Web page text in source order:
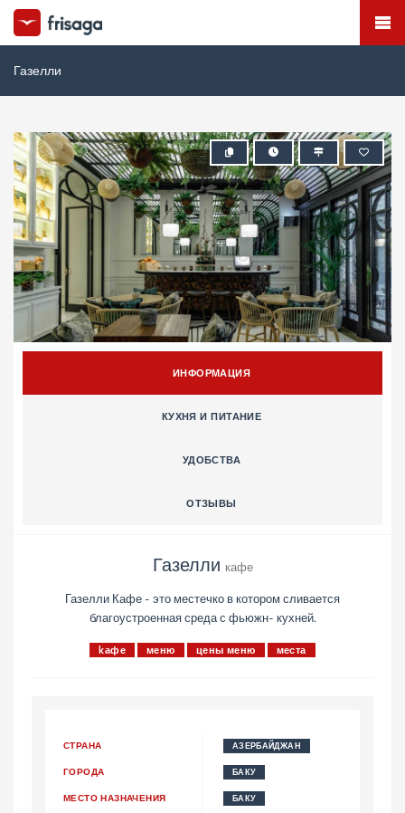
Газелли
ИНФОРМАЦИЯ
КУХНЯ И ПИТАНИЕ
УДОБСТВА
ОТЗЫВЫ
Газелли кафе
Газелли Кафе - это местечко в котором сливается
благоустроенная среда с фьюжн- кухней.
kафе меню цены меню места
СТРАНА АЗЕРБАЙДЖАН
ГОРОДА БАКУ
МЕСТО НАЗНАЧЕНИЯ БАКУ